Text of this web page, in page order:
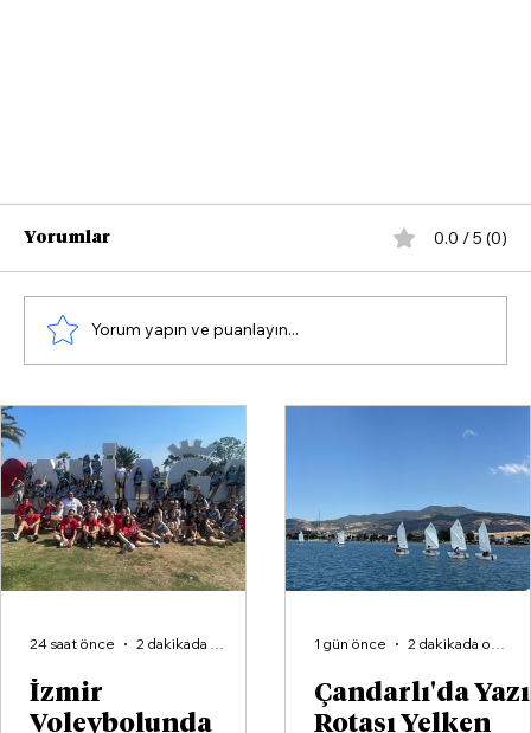
İzmir
Voleybolunda
24 saat önce 2 dakikada okunur
Çandarlı'da
Rotası Yelken
1 gün önce 2 dakikada okunur
Menemen Belediyesi'nden 295 Milyonluk
Satış Kararı!
Yorumlar 0.0 / 5 (0)
Yorum yapın ve puanlayın...